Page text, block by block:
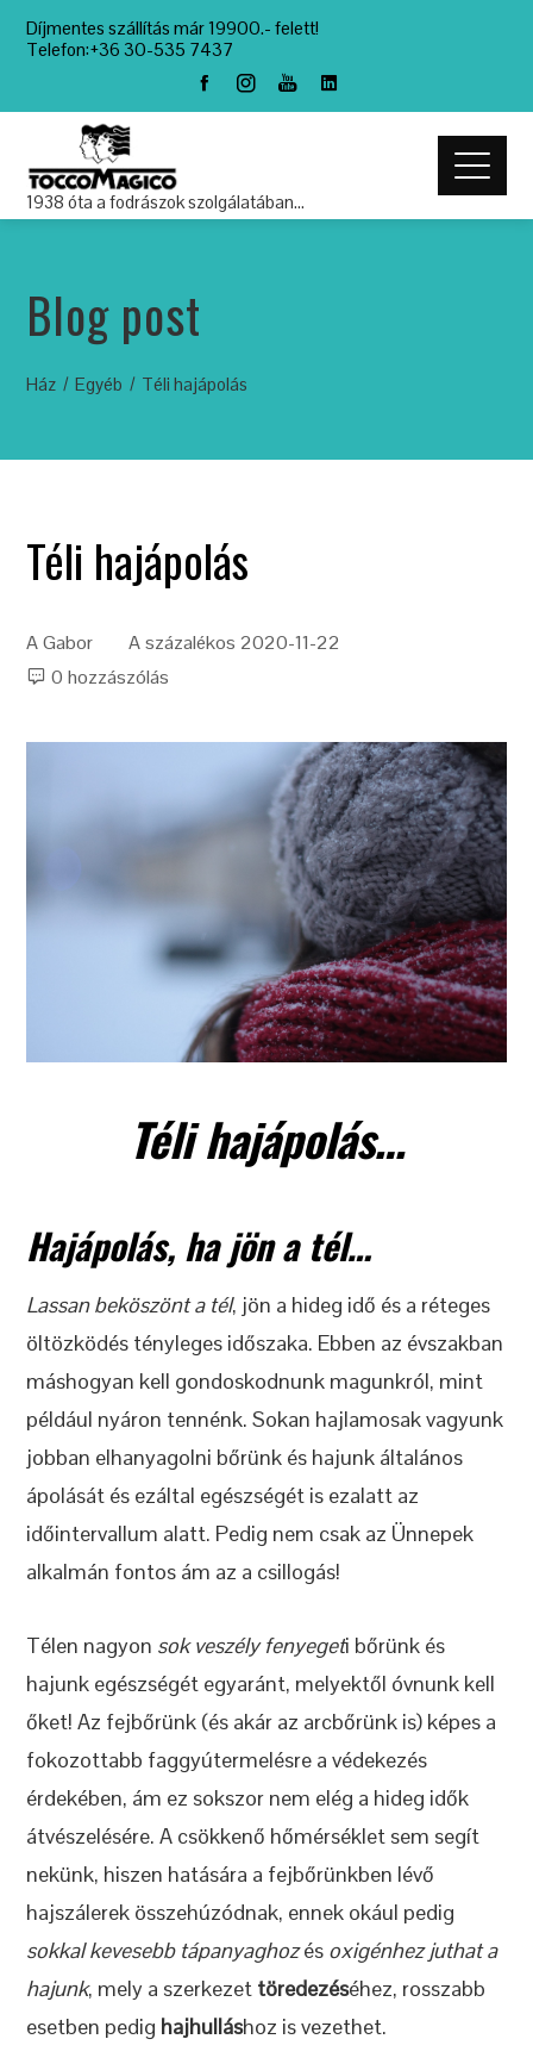
Díjmentes szállítás már 19900.- felett!
Telefon:+36 30-535 7437
1938 óta a fodrászok szolgálatában…
Blog post
Ház Egyéb Téli hajápolás
Téli hajápolás
AGabor A százalékos 2020-11-22
0 hozzászólás
Téli hajápolás…
Hajápolás, ha jön a tél…
Lassan beköszönt a tél, jön a hideg idő és a réteges
öltözködés tényleges időszaka. Ebben az évszakban
máshogyan kell gondoskodnunk magunkról, mint
például nyáron tennénk. Sokan hajlamosak vagyunk
jobban elhanyagolni bőrünk és hajunk általános
ápolását és ezáltal egészségét is ezalatt az
időintervallum alatt. Pedig nem csak az Ünnepek
alkalmán fontos ám az a csillogás!
Télen nagyon sok veszély fenyegeti bőrünk és
hajunk egészségét egyaránt, melyektől óvnunk kell
őket! Az fejbőrünk (és akár az arcbőrünk is) képes a
fokozottabb faggyútermelésre a védekezés
érdekében, ám ez sokszor nem elég a hideg idők
átvészelésére. A csökkenő hőmérséklet sem segít
nekünk, hiszen hatására a fejbőrünkben lévő
hajszálerek összehúzódnak, ennek okául pedig
sokkal kevesebb tápanyaghozés oxigénhez juthat a
hajunk, mely a szerkezet töredezéséhez, rosszabb
esetben pedig hajhulláshoz is vezethet.